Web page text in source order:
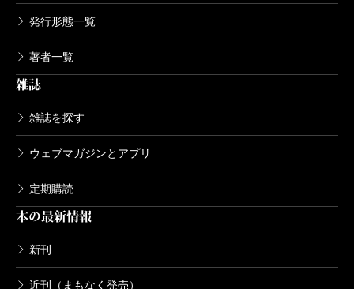
発行形態一覧
著者一覧
雑誌
雑誌を探す
ウェブマガジンとアプリ
定期購読
本の最新情報
新刊
近刊（まもなく発売）